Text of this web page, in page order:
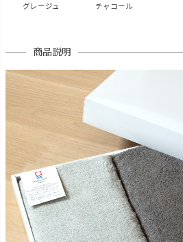
グレージュ チャコール
商品説明